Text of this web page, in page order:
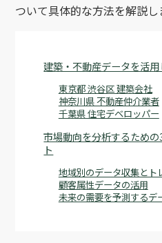
ついて具体的な方法を解説し
建築・不動産データを活
東京都 渋谷区 建築会社
神奈川県 不動産仲介業者
千葉県 住宅デベロッパー
市場動向を分析するため
ト
地域別のデータ収集とト
顧客属性データの活用
未来の需要を予測するデ